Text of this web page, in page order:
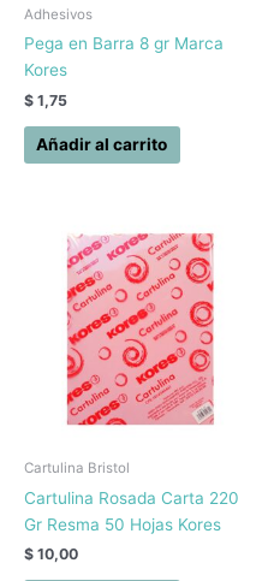
Adhesivos
Pega en Barra 8 gr Marca
Kores
$ 1,75
Añadir al carrito
Cartulina Bristol
Cartulina Rosada Carta 220
Gr Resma 50 Hojas Kores
$ 10,00